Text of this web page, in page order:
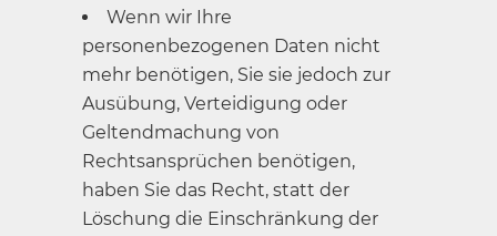
Wenn wir Ihre
personenbezogenen Daten nicht
mehr benötigen, Sie sie jedoch zur
Ausübung, Verteidigung oder
Geltendmachung von
Rechtsansprüchen benötigen,
haben Sie das Recht, statt der
Löschung die Einschränkung der